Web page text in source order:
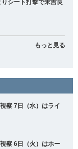
シート打撃で末吉良
もっと見る
察 7日（水）はライ
察 6日（火）はホー